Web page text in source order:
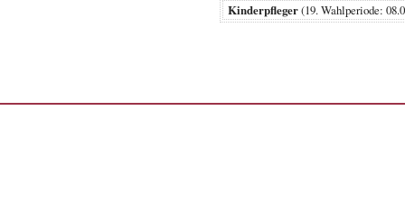
Kinderpfleger(19. Wahlperiode: